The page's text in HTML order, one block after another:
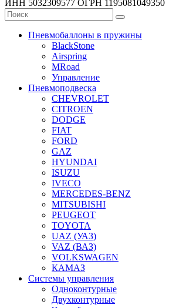
ИНН 5032309577 ОГРН 1195081049350
Пневмобаллоны в пружины
BlackStone
Airspring
MRoad
Управление
Пневмоподвеска
CHEVROLET
CITROEN
DODGE
FIAT
FORD
GAZ
HYUNDAI
ISUZU
IVECO
MERCEDES-BENZ
MITSUBISHI
PEUGEOT
TOYOTA
UAZ (УАЗ)
VAZ (ВАЗ)
VOLKSWAGEN
КАМАЗ
Системы управления
Одноконтурные
Двухконтурные